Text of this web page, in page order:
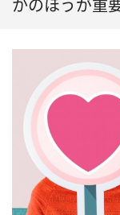
かのほうが重